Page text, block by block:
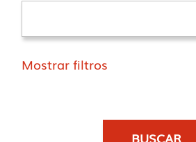
Mostrar filtros